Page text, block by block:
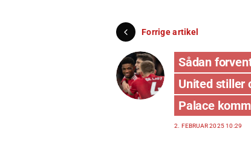
Forrige artikel
Sådan
United stiller
Palace
2. FEBRUAR 2025 10:29